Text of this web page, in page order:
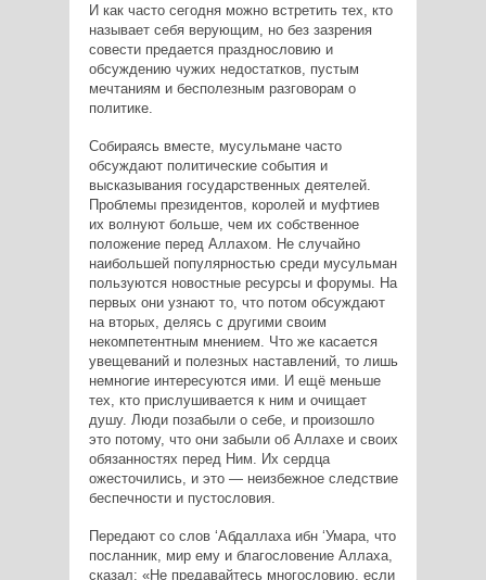
И как часто сегодня можно встретить тех, кто
называет себя верующим, но без зазрения
совести предается празднословию и
обсуждению чужих недостатков, пустым
мечтаниям и бесполезным разговорам о
политике.
Собираясь вместе, мусульмане часто
обсуждают политические события и
высказывания государственных деятелей.
Проблемы президентов, королей и муфтиев
их волнуют больше, чем их собственное
положение перед Аллахом. Не случайно
наибольшей популярностью среди мусульман
пользуются новостные ресурсы и форумы. На
первых они узнают то, что потом обсуждают
на вторых, делясь с другими своим
некомпетентным мнением. Что же касается
увещеваний и полезных наставлений, то лишь
немногие интересуются ими. И ещё меньше
тех, кто прислушивается к ним и очищает
душу. Люди позабыли о себе, и произошло
это потому, что они забыли об Аллахе и своих
обязанностях перед Ним. Их сердца
ожесточились, и это — неизбежное следствие
беспечности и пустословия.
Передают со слов ‘Абдаллаха ибн ‘Умара, что
посланник, мир ему и благословение Аллаха,
сказал: «Не предавайтесь многословию, если